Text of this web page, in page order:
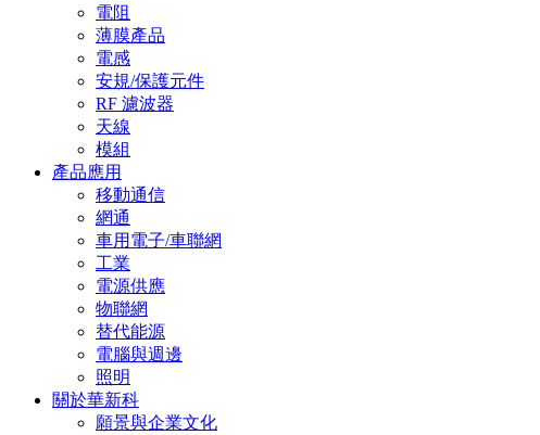
電阻
薄膜產品
電感
安規/保護元件
RF 濾波器
天線
模組
產品應用
移動通信
網通
車用電子/車聯網
工業
電源供應
物聯網
替代能源
電腦與週邊
照明
關於華新科
願景與企業文化